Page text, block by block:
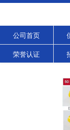
公司首页
荣誉认证